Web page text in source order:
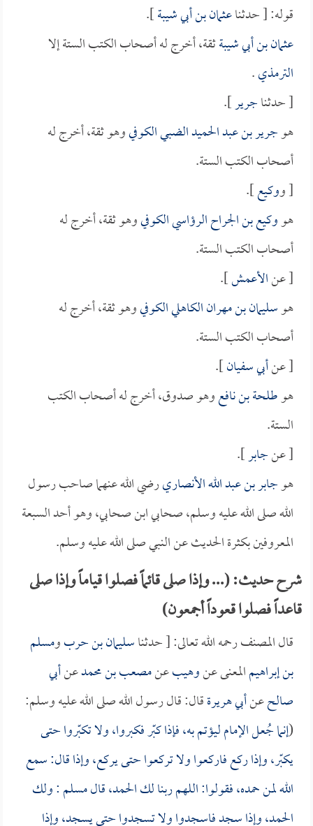
قوله: [ حدثناعثمان بن أبي شيبة].
عثمان بن أبي شيبةثقة، أخرج له أصحاب الكتب الستة إلا
الترمذي.
[ حدثناجرير].
هوجرير بن عبد الحميد الضبي الكوفيوهو ثقة، أخرج له
أصحاب الكتب الستة.
[ ووكيع].
هووكيع بن الجراح الرؤاسي الكوفيوهو ثقة، أخرج له
أصحاب الكتب الستة.
[ عنالأعمش].
هوسليمان بن مهران الكاهلي الكوفيوهو ثقة، أخرج له
أصحاب الكتب الستة.
[ عنأبي سفيان].
هوطلحة بن نافعوهو صدوق، أخرج له أصحاب الكتب
الستة.
[ عنجابر].
هوجابر بن عبد الله الأنصاريرضي الله عنهما صاحب رسول
الله صلى الله عليه وسلم، صحابي ابن صحابي، وهو أحد السبعة
المعروفين بكثرة الحديث عن النبي صلى الله عليه وسلم.
شرح حديث: (... وإذا صلى قائماً فصلوا قياماً وإذا صلى
قاعداً فصلوا قعوداً أجمعون)
قال المصنف رحمه الله تعالى: [ حدثناسليمان بن حربومسلم
بن إبراهيمالمعنى عنوهيبعنمصعب بن محمدعنأبي
صالحعنأبي هريرةقال: قال رسول الله صلى الله عليه وسلم:
(إنما جُعل الإمام ليؤتم به، فإذا كبّر فكبروا، ولا تكبّروا حتى
يكبّر، وإذا ركع فاركعوا ولا تركعوا حتى يركع، وإذا قال: سمع
الله لمن حمده، فقولوا: اللهم ربنا لك الحمد، قالمسلم: ولك
الحمد، وإذا سجد فاسجدوا ولا تسجدوا حتى يسجد، وإذا